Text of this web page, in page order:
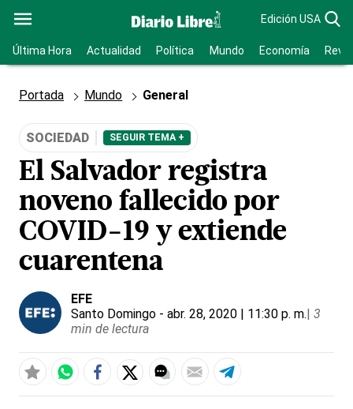
Edición USA
Última Hora Actualidad Política Mundo Economía
Portada Mundo General
SOCIEDAD SEGUIR TEMA +
El Salvador registra
noveno fallecido por
COVID-19 y extiende
cuarentena
EFE
Santo Domingo - abr. 28, 2020 | 11:30 p. m.| 3
min de lectura